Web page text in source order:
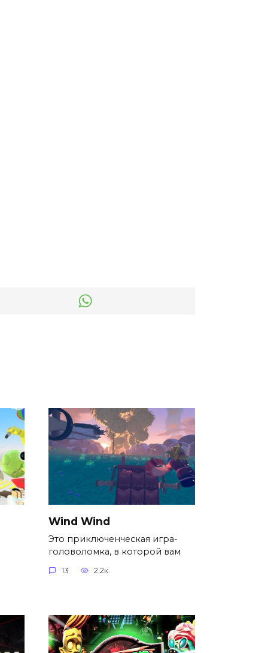
Wind Wind
Это приключенческая игра-
головоломка, в которой вам
13 2.2к.